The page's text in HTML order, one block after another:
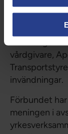
AB och
vårdgivare,
invändningar.
Förbundet
meningen i